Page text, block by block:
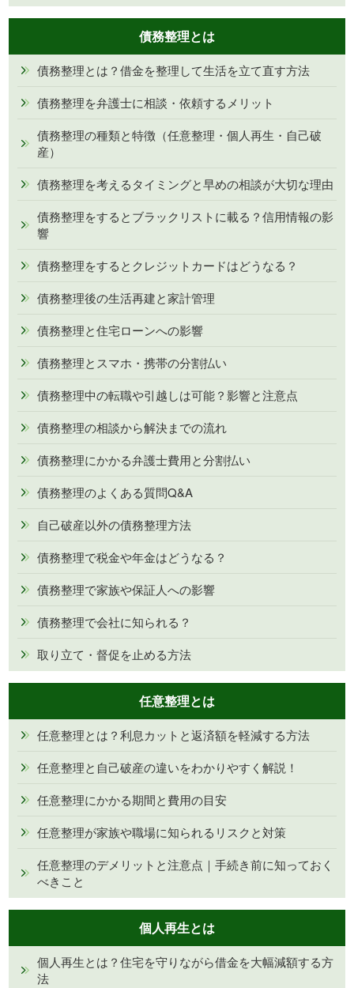
債務整理とは
債務整理とは？借金を整理して生活を立て直す方法
債務整理を弁護士に相談・依頼するメリット
債務整理の種類と特徴（任意整理・個人再生・自己破
産）
債務整理を考えるタイミングと早めの相談が大切な理由
債務整理をするとブラックリストに載る？信用情報の影
響
債務整理をするとクレジットカードはどうなる？
債務整理後の生活再建と家計管理
債務整理と住宅ローンへの影響
債務整理とスマホ・携帯の分割払い
債務整理中の転職や引越しは可能？影響と注意点
債務整理の相談から解決までの流れ
債務整理にかかる弁護士費用と分割払い
債務整理のよくある質問Q&A
自己破産以外の債務整理方法
債務整理で税金や年金はどうなる？
債務整理で家族や保証人への影響
債務整理で会社に知られる？
取り立て・督促を止める方法
任意整理とは
任意整理とは？利息カットと返済額を軽減する方法
任意整理と自己破産の違いをわかりやすく解説！
任意整理にかかる期間と費用の目安
任意整理が家族や職場に知られるリスクと対策
任意整理のデメリットと注意点｜手続き前に知っておく
べきこと
個人再生とは
個人再生とは？住宅を守りながら借金を大幅減額する方
法